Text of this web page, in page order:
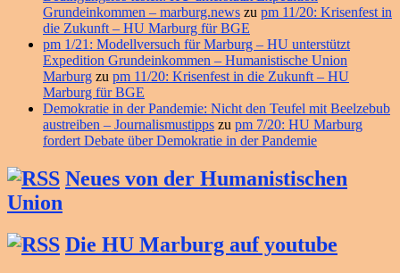
Grundeinkommen – marburg.news zu pm 11/20: Krisenfest in
die Zukunft – HU Marburg für BGE
pm 1/21: Modellversuch für Marburg – HU unterstützt
Expedition Grundeinkommen – Humanistische Union
Marburg zu pm 11/20: Krisenfest in die Zukunft – HU
Marburg für BGE
Demokratie in der Pandemie: Nicht den Teufel mit Beelzebub
austreiben – Journalismustipps zu pm 7/20: HU Marburg
fordert Debate über Demokratie in der Pandemie
Neues von der Humanistischen
Union
Die HU Marburg auf youtube